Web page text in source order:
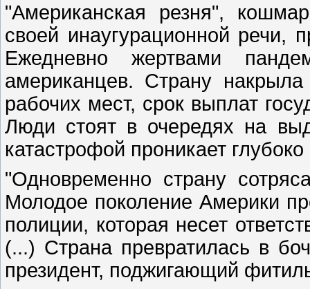
"Американская резня",
своей инаугурационной речи,
Ежедневно жертвами
американцев. Страну
рабочих мест, срок выплат
Люди стоят в очередях на
катастрофой проникает
"Одновременно страну
Молодое поколение Америки
полиции, которая несет
(...) Страна превратилась в
президент, поджигающий